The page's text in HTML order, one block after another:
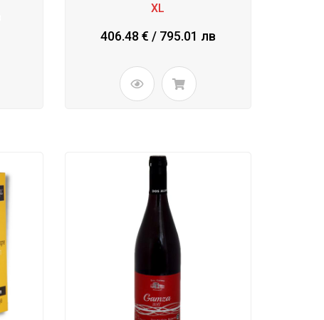
XL
406.48 € / 795.01 лв